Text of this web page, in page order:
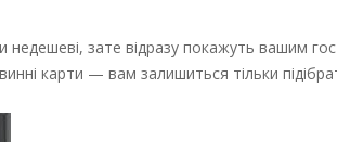
недешеві, зате відразу покажуть вашим
карти — вам залишиться тільки